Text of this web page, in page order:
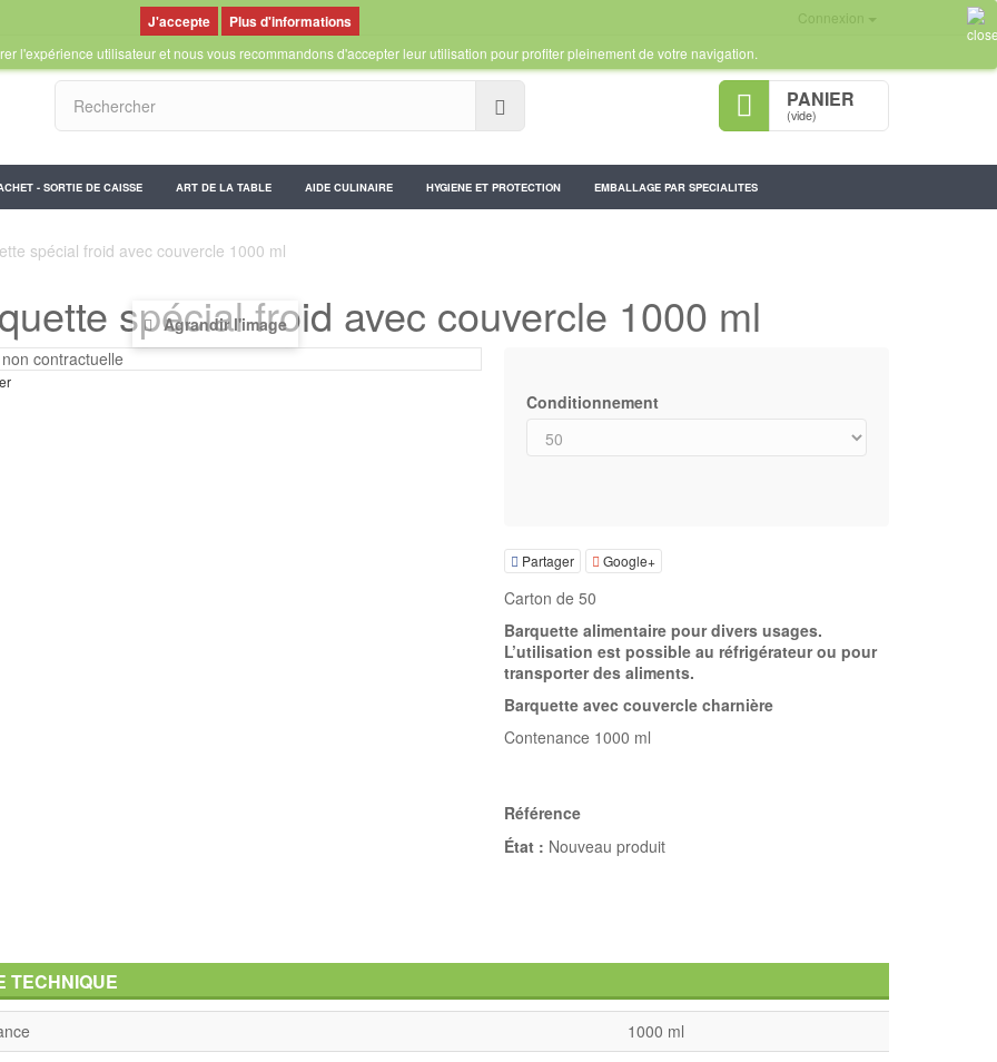
Connexion
PANIER
(vide)
- SORTIE DE CAISSE ART DE LA TABLE AIDE CULINAIRE HYGIENE ET PROTECTION EMBALLAGE PAR SPECIALITES
Plus d'informations
l'expérience utilisateur et nous vous recommandons d'accepter leur utilisation pour profiter pleinement de votre navigation.
spécial froid avec couvercle 1000 ml
spécial froid avec couvercle 1000 ml
Agrandir l'image
Conditionnement
Partager Google+
Carton de 50
Barquette alimentaire pour divers usages.
L’utilisation est possible au réfrigérateur ou pour
transporter des aliments.
Barquette avec couvercle charnière
Contenance 1000 ml
Référence
État : Nouveau produit
TECHNIQUE
1000 ml